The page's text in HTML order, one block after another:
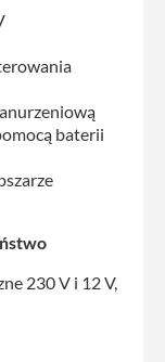
baterii
230 V i 12 V,